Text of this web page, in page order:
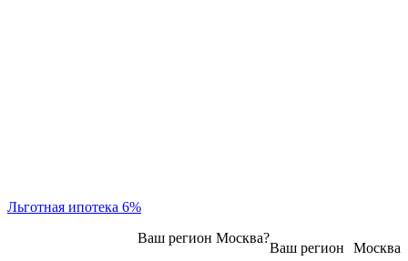
Льготная ипотека 6%
Москва
Ваш регион
Ваш регион Москва?